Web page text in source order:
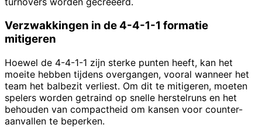
Verzwakkingen in de 4-4-1-1 formatie
mitigeren
Hoewel de 4-4-1-1 zijn sterke punten heeft, kan het
moeite hebben tijdens overgangen, vooral wanneer het
team het balbezit verliest. Om dit te mitigeren, moeten
spelers worden getraind op snelle herstelruns en het
behouden van compactheid om kansen voor counter-
aanvallen te beperken.